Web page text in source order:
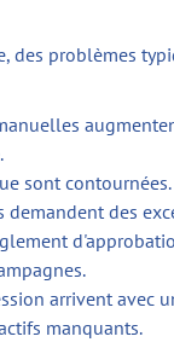
des problèmes
sont contournées.
demandent des
arrivent avec
manquants.